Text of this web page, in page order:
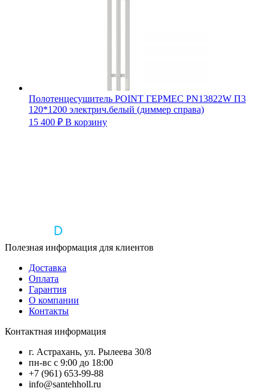
Полотенцесушитель POINT ГЕРМЕС PN13822W П3
120*1200 электрич.белый (диммер справа)
15 400 ₽ В корзину
Полезная информация для клиентов
Доставка
Оплата
Гарантия
О компании
Контакты
Контактная информация
г. Астрахань, ул. Рылеева 30/8
пн-вс с 9:00 до 18:00
+7 (961) 653-99-88
info@santehholl.ru